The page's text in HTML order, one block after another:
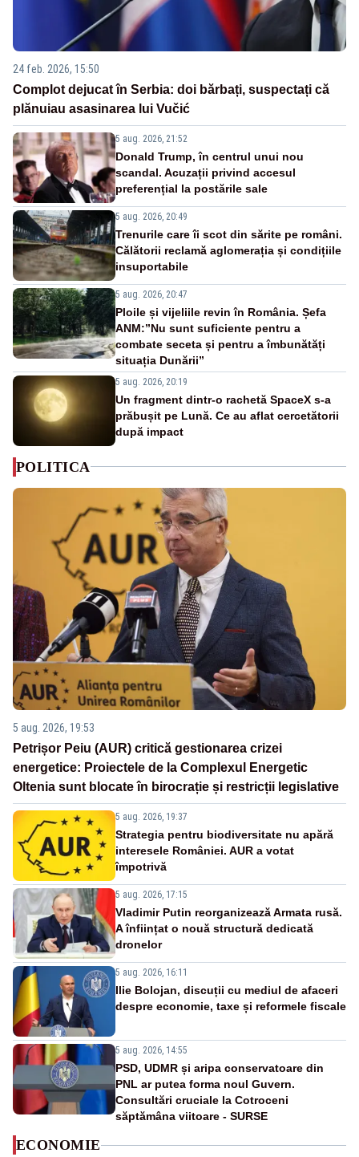
24 feb. 2026, 15:50
Complot dejucat în Serbia: doi bărbați, suspectați că
plănuiau asasinarea lui Vučić
5 aug. 2026, 21:52
Donald Trump, în centrul unui nou
scandal. Acuzații privind accesul
preferențial la postările sale
5 aug. 2026, 20:49
Trenurile care îi scot din sărite pe români.
Călătorii reclamă aglomerația și condițiile
insuportabile
5 aug. 2026, 20:47
Ploile și vijeliile revin în România. Șefa
ANM:”Nu sunt suficiente pentru a
combate seceta și pentru a îmbunătăți
situația Dunării”
5 aug. 2026, 20:19
Un fragment dintr-o rachetă SpaceX s-a
prăbușit pe Lună. Ce au aflat cercetătorii
după impact
POLITICA
5 aug. 2026, 19:53
Petrișor Peiu (AUR) critică gestionarea crizei
energetice: Proiectele de la Complexul Energetic
Oltenia sunt blocate în birocrație și restricții legislative
5 aug. 2026, 19:37
Strategia pentru biodiversitate nu apără
interesele României. AUR a votat
împotrivă
5 aug. 2026, 17:15
Vladimir Putin reorganizează Armata rusă.
A înființat o nouă structură dedicată
dronelor
5 aug. 2026, 16:11
Ilie Bolojan, discuții cu mediul de afaceri
despre economie, taxe și reformele fiscale
5 aug. 2026, 14:55
PSD, UDMR și aripa conservatoare din
PNL ar putea forma noul Guvern.
Consultări cruciale la Cotroceni
săptămâna viitoare - SURSE
ECONOMIE